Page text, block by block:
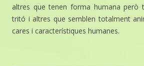
altres que tenen forma humana
tritó i altres que semblen totalment
cares i característiques humanes.